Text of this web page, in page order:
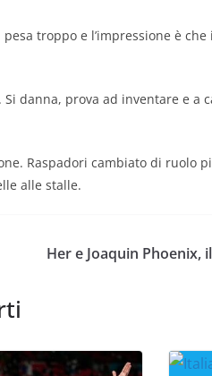
troppo e l’impressione è
danna, prova ad inventare e a
Raspadori cambiato di ruolo
alle stalle.
Her e Joaquin Phoenix,